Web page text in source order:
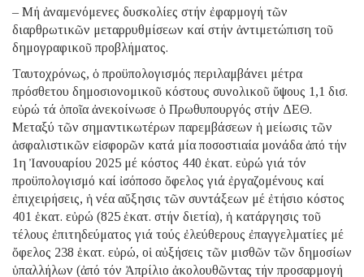
– Μή ἀναμενόμενες δυσκολίες στήν ἐφαρμογή τῶν
διαρθρωτικῶν μεταρρυθμίσεων καί στήν ἀντιμετώπιση τοῦ
δημογραφικοῦ προβλήματος.
Ταυτοχρόνως, ὁ προϋπολογισμός περιλαμβάνει μέτρα
πρόσθετου δημοσιονομικοῦ κόστους συνολικοῦ ὕψους 1,1 δισ.
εὐρώ τά ὁποῖα ἀνεκοίνωσε ὁ Πρωθυπουργός στήν ΔΕΘ.
Μεταξύ τῶν σημαντικωτέρων παρεμβάσεων ἡ μείωσις τῶν
ἀσφαλιστικῶν εἰσφορῶν κατά μία ποσοστιαία μονάδα ἀπό τήν
1η Ἰανουαρίου 2025 μέ κόστος 440 ἑκατ. εὐρώ γιά τόν
προϋπολογισμό καί ἰσόποσο ὄφελος γιά ἐργαζομένους καί
ἐπιχειρήσεις, ἡ νέα αὔξησις τῶν συντάξεων μέ ἐτήσιο κόστος
401 ἑκατ. εὐρώ (825 ἑκατ. στήν διετία), ἡ κατάργησις τοῦ
τέλους ἐπιτηδεύματος γιά τούς ἐλεύθερους ἐπαγγελματίες μέ
ὄφελος 238 ἑκατ. εὐρώ, οἱ αὐξήσεις τῶν μισθῶν τῶν δημοσίων
ὑπαλλήλων (ἀπό τόν Ἀπρίλιο ἀκολουθῶντας τήν προσαρμογή